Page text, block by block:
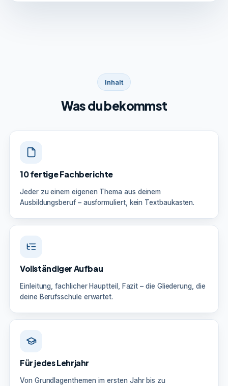
Inhalt
Was du bekommst
10 fertige Fachberichte
Jeder zu einem eigenen Thema aus deinem
Ausbildungsberuf – ausformuliert, kein Textbaukasten.
Vollständiger Aufbau
Einleitung, fachlicher Hauptteil, Fazit – die Gliederung, die
deine Berufsschule erwartet.
Für jedes Lehrjahr
Von Grundlagenthemen im ersten Jahr bis zu